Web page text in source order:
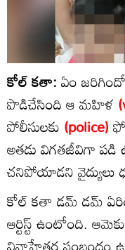
కోల్ కతా:ఏం
పొడిచేసింది ఆ మహిళ
పోలీసులకు (police)
అతడు విగతజీవిగా పడి
చనిపోయాడని వైద్యులు
కోల్ కతా డమ్ డమ్
ఆర్టిస్ట్ ఉంటోంది.